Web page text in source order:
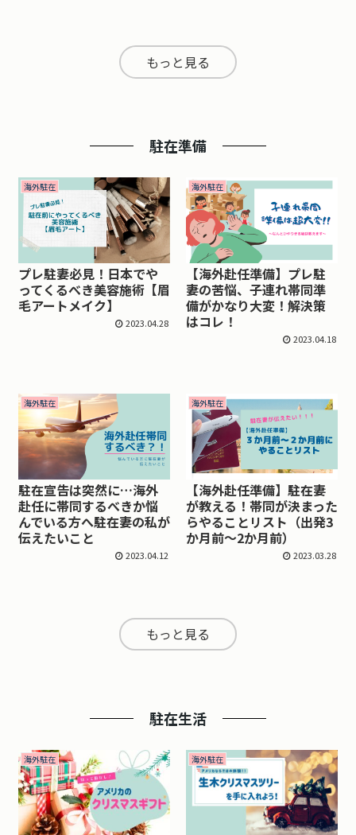
もっと見る
駐在準備
海外駐在
プレ駐妻必見！日本でや
ってくるべき美容施術【眉
毛アートメイク】
2023.04.28
海外駐在
【海外赴任準備】プレ駐
妻の苦悩、子連れ帯同準
備がかなり大変！解決策
はコレ！
2023.04.18
海外駐在
駐在宣告は突然に…海外
赴任に帯同するべきか悩
んでいる方へ駐在妻の私が
伝えたいこと
2023.04.12
海外駐在
【海外赴任準備】駐在妻
が教える！帯同が決まった
らやることリスト（出発3
か月前～2か月前）
2023.03.28
もっと見る
駐在生活
海外駐在 海外駐在